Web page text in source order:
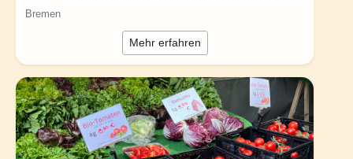
Uhr und samstags von 8:00 - 14:00...
Bremen
Mehr erfahren